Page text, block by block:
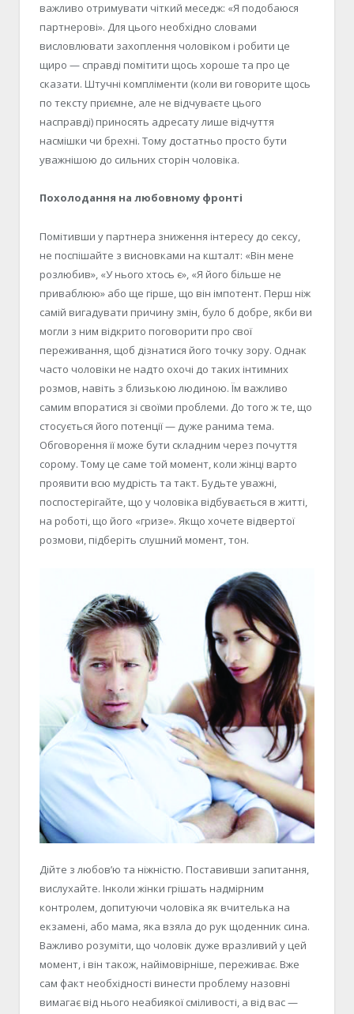
важливо отримувати чіткий меседж: «Я подобаюся
партнерові». Для цього необхідно словами
висловлювати захоплення чоловіком і робити це
щиро — справді помітити щось хороше та про це
сказати. Штучні компліменти (коли ви говорите щось
по тексту приємне, але не відчуваєте цього
насправді) приносять адресату лише відчуття
насмішки чи брехні. Тому достатньо просто бути
уважнішою до сильних сторін чоловіка.
Похолодання на любовному фронті
Помітивши у партнера зниження інтересу до сексу,
не поспішайте з висновками на кшталт: «Він мене
розлюбив», «У нього хтось є», «Я його більше не
приваблюю» або ще гірше, що він імпотент. Перш ніж
самій вигадувати причину змін, було б добре, якби ви
могли з ним відкрито поговорити про свої
переживання, щоб дізнатися його точку зору. Однак
часто чоловіки не надто охочі до таких інтимних
розмов, навіть з близькою людиною. Їм важливо
самим впоратися зі своїми проблеми. До того ж те, що
стосується його потенції — дуже ранима тема.
Обговорення її може бути складним через почуття
сорому. Тому це саме той момент, коли жінці варто
проявити всю мудрість та такт. Будьте уважні,
поспостерігайте, що у чоловіка відбувається в житті,
на роботі, що його «гризе». Якщо хочете відвертої
розмови, підберіть слушний момент, тон.
Дійте з любов’ю та ніжністю. Поставивши запитання,
вислухайте. Інколи жінки грішать надмірним
контролем, допитуючи чоловіка як вчителька на
екзамені, або мама, яка взяла до рук щоденник сина.
Важливо розуміти, що чоловік дуже вразливий у цей
момент, і він також, найімовірніше, переживає. Вже
сам факт необхідності винести проблему назовні
вимагає від нього неабиякої сміливості, а від вас —